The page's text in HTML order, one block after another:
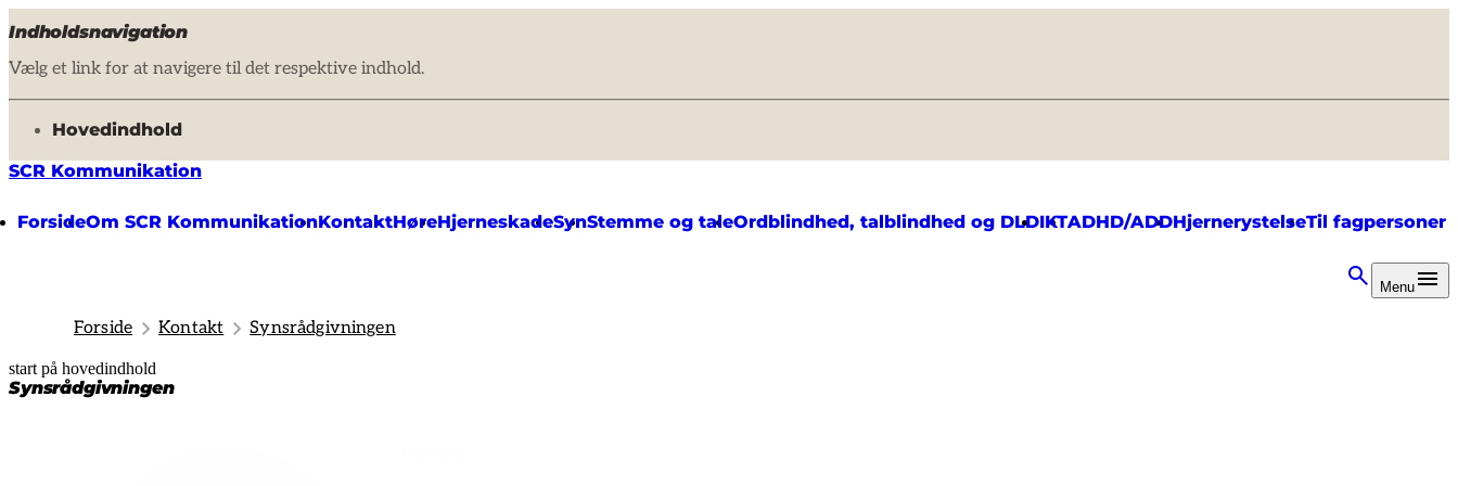
Indholdsnavigation
Vælg et link for at navigere til det respektive indhold.
gå til
Hovedindhold
SCR Kommunikation
ForsideOm SCR KommunikationKontaktHøreHjerneskadeSynStemme og taleOrdblindhed, talblindhed og DLDIKTADHD/ADDHjernerystelseTil fagpersoner
Menu
Forside Kontakt Synsrådgivningen
start på hovedindhold
Synsrådgivningen
senest opdateret 19. februar 2026